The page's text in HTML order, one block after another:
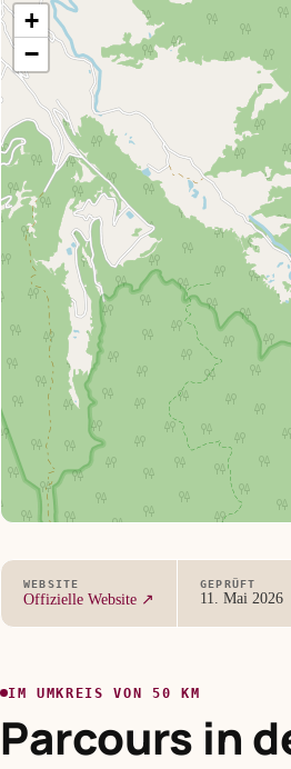
+
−
WEBSITE
Offizielle Website ↗
GEPRÜFT
11. Mai 2026
IM UMKREIS VON 50 KM
Parcours in